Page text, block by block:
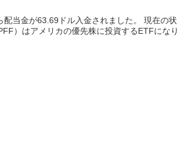
当金が63.69ドル入金されました。 現在の状
）はアメリカの優先株に投資するETFになり